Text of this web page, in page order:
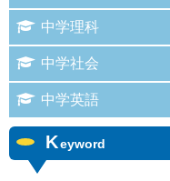
中学理科
中学社会
中学英語
Keyword